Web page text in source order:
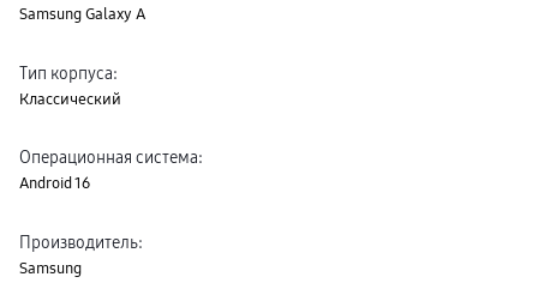
Samsung Galaxy A
Тип корпуса:
Классический
Операционная система:
Android 16
Производитель:
Samsung